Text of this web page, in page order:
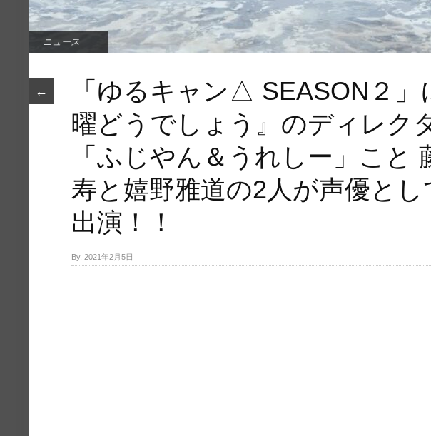
ニュース
←
「ゆるキャン△ SEASON２」
曜どうでしょう』のディレク
「ふじやん＆うれしー」こと
寿と嬉野雅道の2人が声優とし
出演！！
By, 2021年2月5日